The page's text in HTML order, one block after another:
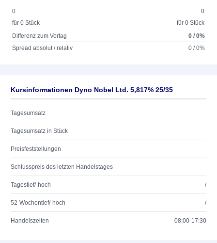
0
für 0 Stück
0
für 0 Stück
Differenz zum Vortag
0 / 0%
Spread absolut / relativ
0 / 0%
Kursinformationen Dyno Nobel Ltd. 5,817% 25/35
Tagesumsatz
Tagesumsatz in Stück
Preisfeststellungen
Schlusspreis des letzten Handelstages
Tagestief/-hoch /
52-Wochentief/-hoch /
Handelszeiten 08:00-17:30